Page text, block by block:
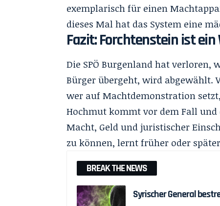
exemplarisch für einen
dieses Mal hat das System eine
Fazit: Forchtenstein ist
Die SPÖ Burgenland hat
Bürger übergeht, wird
wer auf Machtdemonstration
Hochmut kommt vor dem Fall
Macht, Geld und juristischer
zu können, lernt früher oder
BREAK THE NEWS
Syrischer General